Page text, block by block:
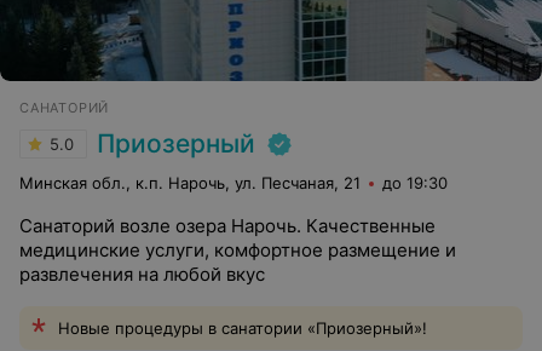
САНАТОРИЙ
5.0 Приозерный
Минская обл., к.п. Нарочь, ул. Песчаная, 21 до 19:30
Санаторий возле озера Нарочь. Качественные
медицинские услуги, комфортное размещение и
развлечения на любой вкус
Новые процедуры в санатории «Приозерный»!